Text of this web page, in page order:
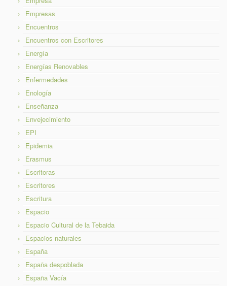
Empresas
Encuentros
Encuentros con Escritores
Energía
Energías Renovables
Enfermedades
Enología
Enseñanza
Envejecimiento
EPI
Epidemia
Erasmus
Escritoras
Escritores
Escritura
Espacio
Espacio Cultural de la Tebaida
Espacios naturales
España
España despoblada
España Vacía